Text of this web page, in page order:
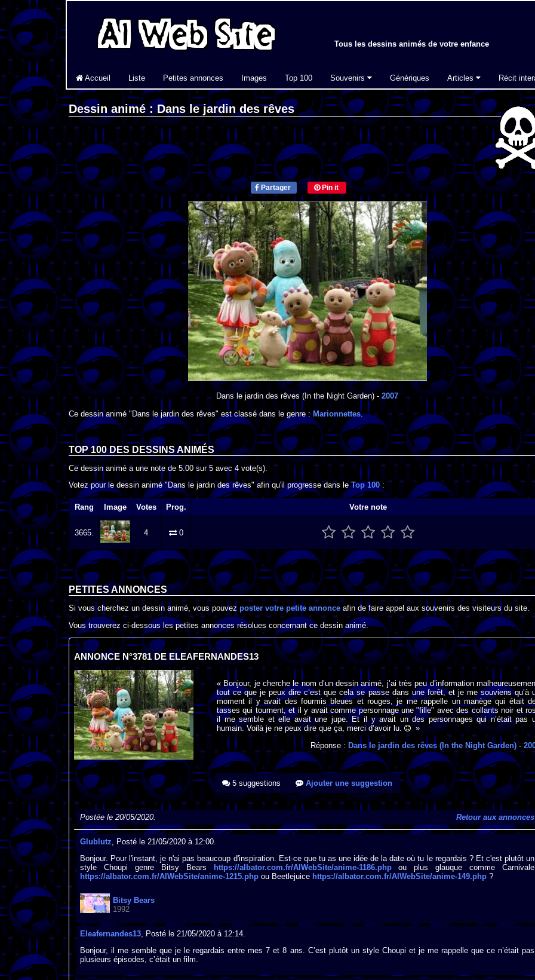
Tous les dessins animés de votre enfance
Accueil Liste Petites annonces Images Top 100 Souvenirs Génériques Articles Récit
Dessin animé : Dans le jardin des rêves
Partager Pin it
Dans le jardin des rêves(In the Night Garden) -2007
Ce dessin animé "Dans le jardin des rêves" est classé dans le genre : Marionnettes.
TOP 100 DES DESSINS ANIMÉS
Ce dessin animé a une note de 5.00 sur5 avec 4 vote(s).
Votez pour le dessin animé "Dans le jardin des rêves" afin qu'il progresse dans leTop 100:
Rang Image Votes Prog. Votre note
3665. 4 0
PETITES ANNONCES
Si vous cherchez un dessin animé, vous pouvez poster votre petite annonce afin de faire appel aux souvenirs des visiteurs du site.
Vous trouverez ci-dessous les petites annonces résolues concernant ce dessin animé.
ANNONCE N°3781 DE ELEAFERNANDES13
« Bonjour, je cherche le nom d’un dessin animé, j’ai très peu d’information
tout ce que je peux dire c’est que cela se passe dans une forêt, et je me souviens qu’à
moment il y avait des fourmis bleues et rouges, je me rappelle un manège qui était
tasses qui tournent, et il y avait comme personnage une "fille" avec des collants noir et
il me semble et elle avait une jupe. Et il y avait un des personnages qui n’était pas
humain. Voilà je ne peux dire que ça, merci d’avoir lu.
»
Réponse :Dans le jardin des rêves (In the Night Garden) -
5 suggestions Ajouter une suggestion
Postée le 20/05/2020. Retour aux annonces
Glublutz , Posté le 21/05/2020 à 12:00.
Bonjour. Pour l'instant, je n'ai pas beaucoup d'inspiration. Est-ce que tu as une idée de la date où tu le regardais ? Et c'est plutôt un
style Choupi genre Bitsy Bears
https://albator.com.fr/AlWebSite/anime-1186.phpou plus glauque comme Carnivale
https://albator.com.fr/AlWebSite/anime-1215.phpou Beetlejuice https://albator.com.fr/AlWebSite/anime-149.php?
Bitsy Bears
1992
Eleafernandes13, Posté le 21/05/2020 à 12:14.
Bonjour, il me semble que je le regardais entre mes 7 et 8 ans. C’est plutôt un style Choupi et je me rappelle que ce n’était pas
plusieurs épisodes, c’était un film.